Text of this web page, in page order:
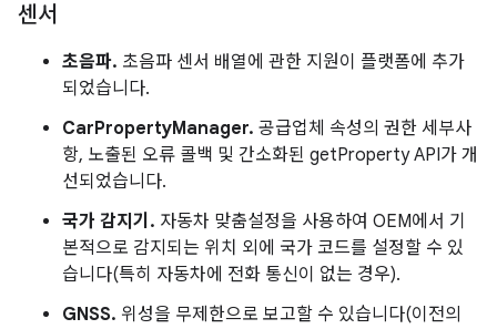
센서
초음파. 초음파 센서 배열에 관한 지원이 플랫폼에 추가
되었습니다.
CarPropertyManager. 공급업체 속성의 권한 세부사
항, 노출된 오류 콜백 및 간소화된 getProperty API가 개
선되었습니다.
국가 감지기. 자동차 맞춤설정을 사용하여 OEM에서 기
본적으로 감지되는 위치 외에 국가 코드를 설정할 수 있
습니다(특히 자동차에 전화 통신이 없는 경우).
GNSS. 위성을 무제한으로 보고할 수 있습니다(이전의